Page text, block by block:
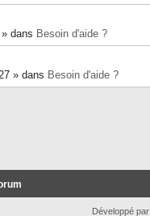
dans Besoin d'aide ?
» dans Besoin d'aide ?
Développé par